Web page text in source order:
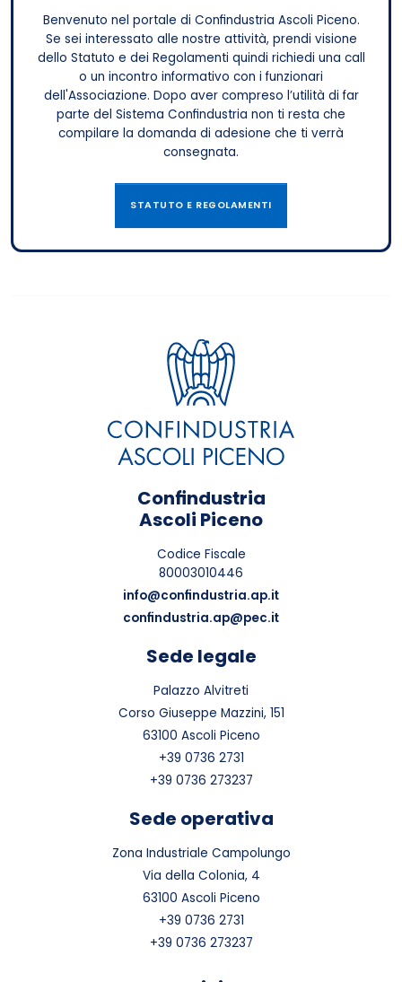
Benvenuto nel portale di Confindustria Ascoli Piceno.
Se sei interessato alle nostre attività, prendi visione
dello Statuto e dei Regolamenti quindi richiedi una call
o un incontro informativo con i funzionari
dell'Associazione. Dopo aver compreso l’utilità di far
parte del Sistema Confindustria non ti resta che
compilare la domanda di adesione che ti verrà
consegnata.
STATUTO E REGOLAMENTI
Confindustria
Ascoli Piceno
Codice Fiscale
80003010446
info@confindustria.ap.it
confindustria.ap@pec.it
Sede legale
Palazzo Alvitreti
Corso Giuseppe Mazzini, 151
63100 Ascoli Piceno
+39 0736 2731
+39 0736 273237
Sede operativa
Zona Industriale Campolungo
Via della Colonia, 4
63100 Ascoli Piceno
+39 0736 2731
+39 0736 273237